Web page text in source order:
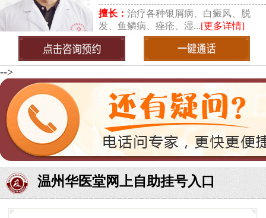
擅长： 治疗各种银屑病、白癜风、脱
发、鱼鳞病、痤疮、湿...[更多详情]
-->
温州华医堂网上自助挂号入口